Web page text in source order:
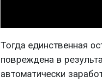
Тогда единственная
повреждена в
автоматически